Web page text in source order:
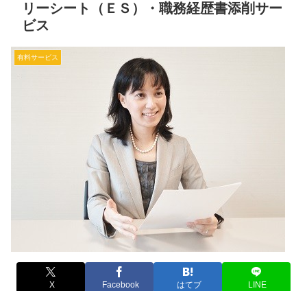
リーシート（ＥＳ）・職務経歴書添削サー
ビス
有料サービス
X Facebook はてブ LINE